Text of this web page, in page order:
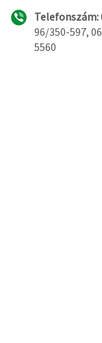
Telefonszám:
96/350-597,
5560